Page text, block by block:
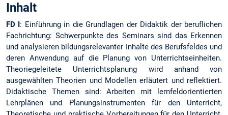
Inhalt
FD I : Einführung in die Grundlagen der Didaktik der beruflichen
Fachrichtung: Schwerpunkte des Seminars sind das Erkennen
und analysieren bildungsrelevanter Inhalte des Berufsfeldes und
deren Anwendung auf die Planung von Unterrichtseinheiten.
Theoriegeleitete Unterrichtsplanung wird anhand von
ausgewählten Theorien und Modellen erläutert und reflektiert.
Didaktische Themen sind: Arbeiten mit lernfeldorientierten
Lehrplänen und Planungsinstrumenten für den Unterricht,